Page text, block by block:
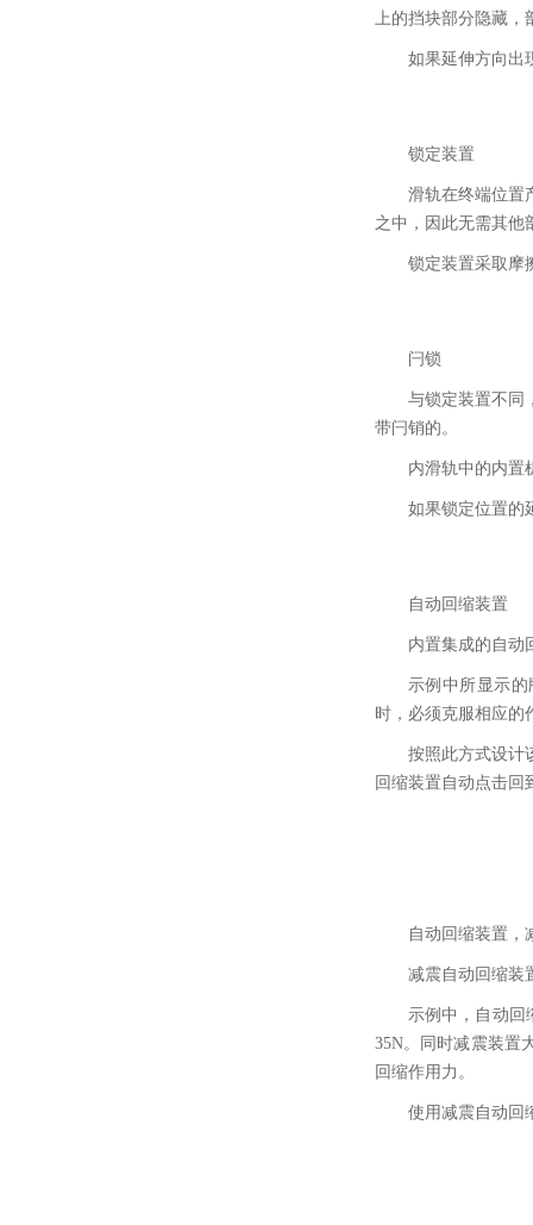
上的挡块部分隐藏
如果延伸方向出
锁定装置
滑轨在终端位置
之中，因此无需其他
锁定装置采取摩
闩锁
与锁定装置不同
带闩销的。
内滑轨中的内置
如果锁定位置的
自动回缩装置
内置集成的自动
示例中所显示的
时，必须克服相应的
按照此方式设计
回缩装置自动点击回
自动回缩装置，
减震自动回缩装
示例中，自动回
35N。同时减震装置
回缩作用力。
使用减震自动回